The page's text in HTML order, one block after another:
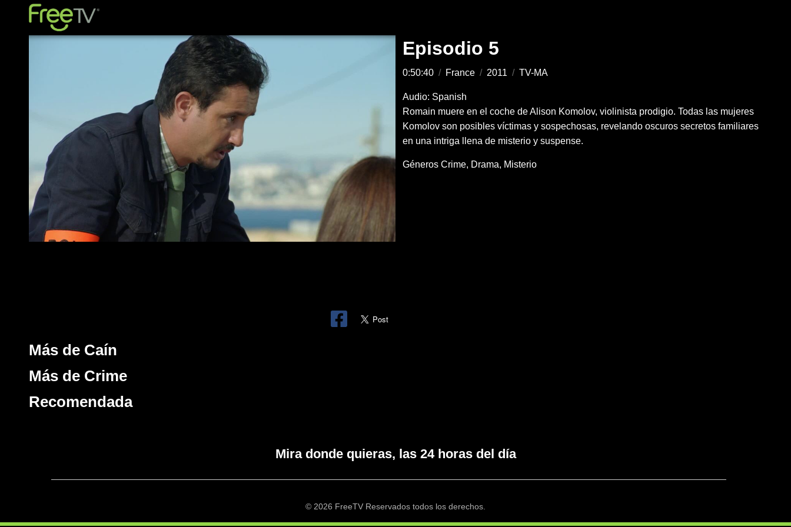
Episodio 5
0:50:40 / France / 2011 / TV-MA
Audio: Spanish
Romain muere en el coche de Alison Komolov, violinista prodigio. Todas las mujeres
Komolov son posibles víctimas y sospechosas, revelando oscuros secretos familiares
en una intriga llena de misterio y suspense.
Géneros Crime Drama Misterio
Más de Caín
Más de Crime
Recomendada
Mira donde quieras, las 24 horas del día
© 2026 FreeTV Reservados todos los derechos.